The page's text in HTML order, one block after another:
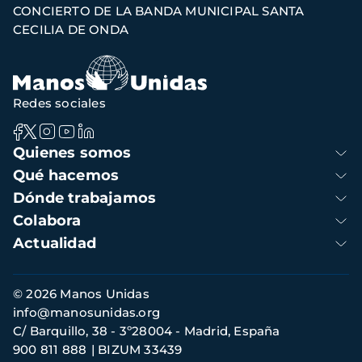
de
navegación
CONCIERTO DE LA BANDA MUNICIPAL SANTA
CECILIA DE ONDA
Navegación
principal
Quienes somos
Qué hacemos
Dónde trabajamos
Colabora
Actualidad
Redes sociales
Información
de
contacto
© 2026 Manos Unidas
C/ Barquillo, 38 - 3º28004 - Madrid, España
900 811 888
BIZUM 33439
info@manosunidas.org